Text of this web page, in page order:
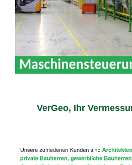
VerGeo, Ihr